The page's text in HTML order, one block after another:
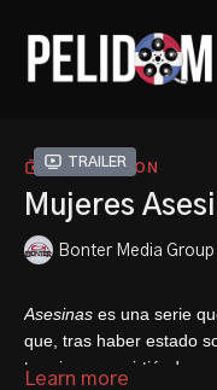
Trailer
COLLECTION
Mujeres
Bonter Media Group
Asesinas es una serie
que, tras haber estado
terminan convirtiéndose
Learn more